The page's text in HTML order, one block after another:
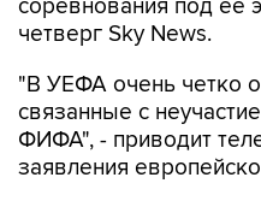
соревнования под ее
четверг Sky News.
"В УЕФА очень четко
связанные с
ФИФА", - приводит
заявления